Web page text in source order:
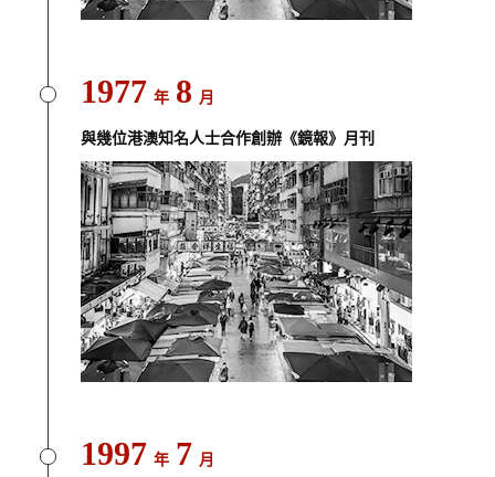
1977 年 8 月
與幾位港澳知名人士合作創辦《鏡報》月刊
1997 年 7 月